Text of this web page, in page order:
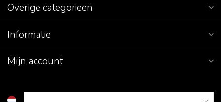
Overige categorieën
Informatie
Mijn account